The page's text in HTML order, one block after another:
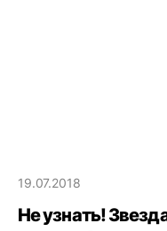
19.07.2018
Не узнать!